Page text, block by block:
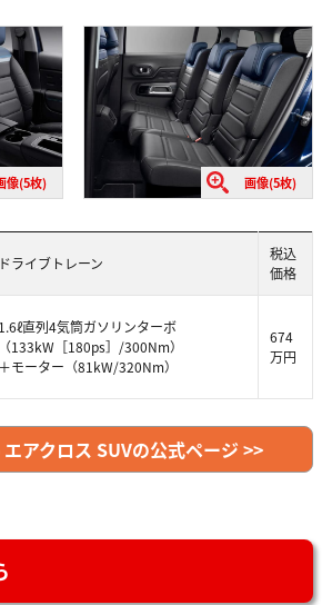
像(5枚) 画像(5枚)
ドライブトレーン
税込
価格
1.6ℓ直列4気筒ガソリンターボ
（133kW［180ps］/300Nm）
＋モーター（81kW/320Nm）
674
万円
アクロス SUVの公式ページ >>